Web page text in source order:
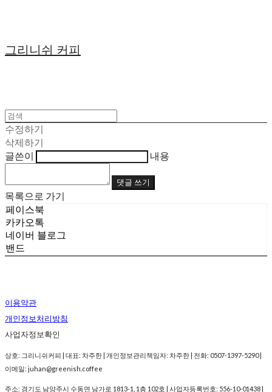
그리니쉬 커피
수정하기
삭제하기
글쓴이
내용
댓글 쓰기
목록으로 가기
페이스북
카카오톡
네이버 블로그
밴드
이용약관
개인정보처리방침
사업자정보확인
상호: 그리니쉬커피 | 대표: 차주한 | 개인정보관리책임자: 차주한 | 전화: 0507-1397-5290 |
이메일: juhan@greenish.coffee
주소: 경기도 남양주시 수동면 남가로 1813-1, 1층 102호 | 사업자등록번호: 556-10-01438 |